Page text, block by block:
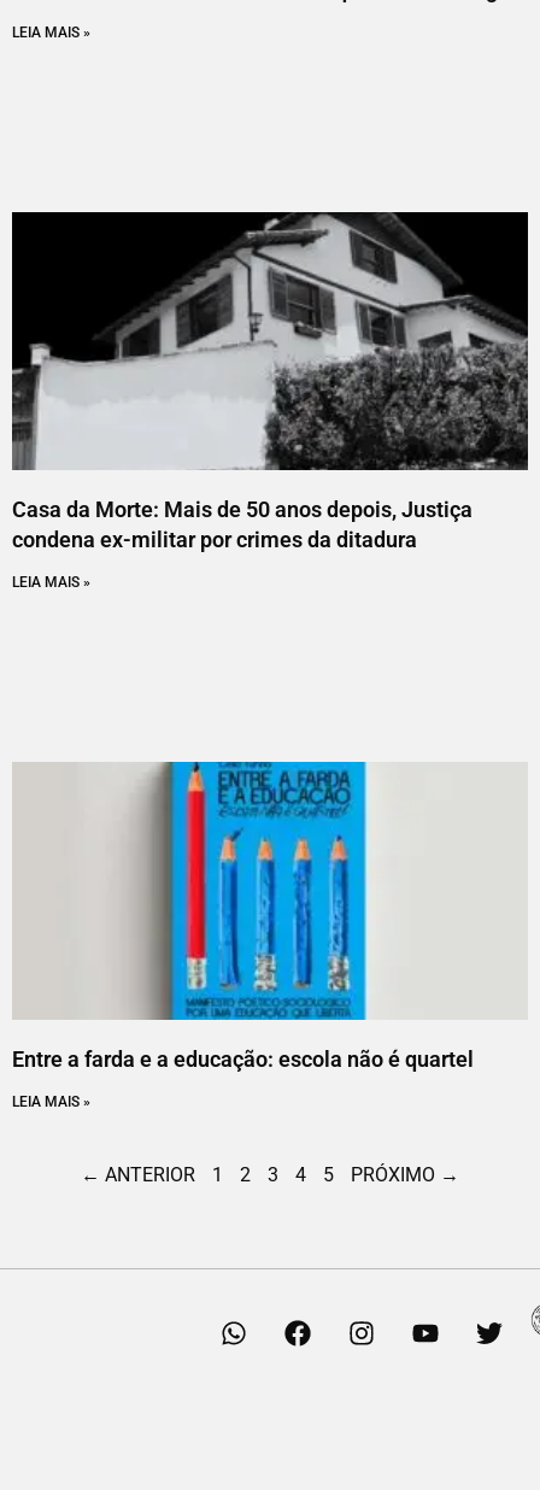
LEIA MAIS »
Casa da Morte: Mais de 50 anos depois, Justiça
condena ex-militar por crimes da ditadura
LEIA MAIS »
Entre a farda e a educação: escola não é quartel
LEIA MAIS »
← ANTERIOR 1 2 3 4 5 PRÓXIMO →